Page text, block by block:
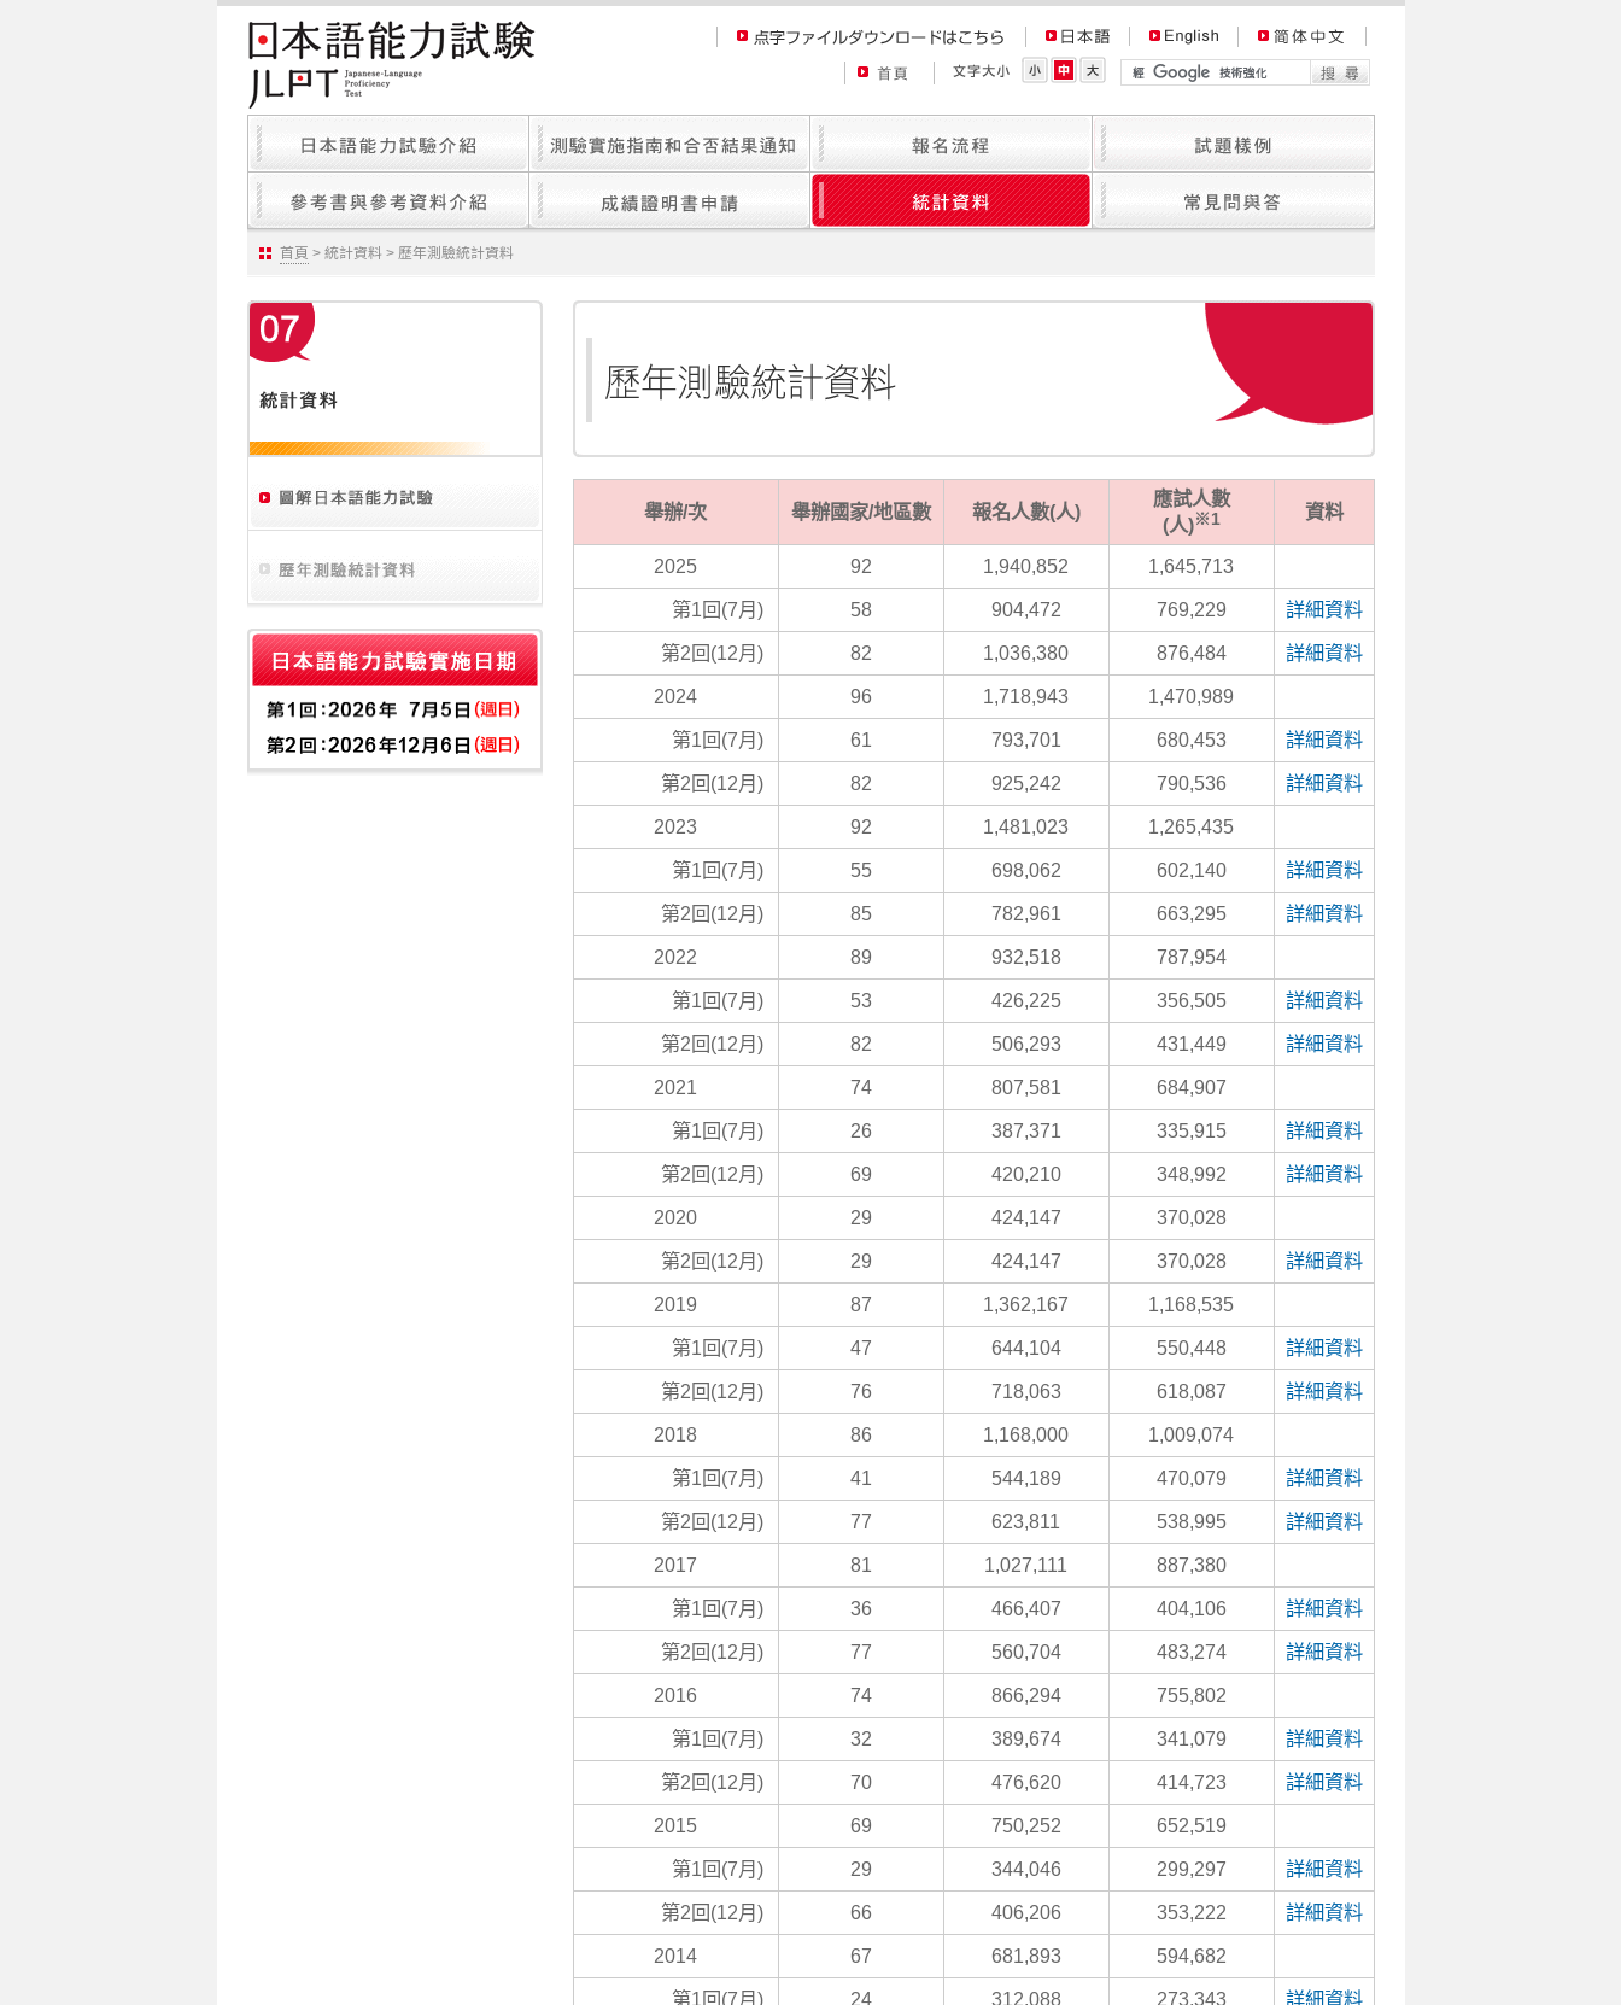
首頁 > 統計資料 > 歷年測驗統計資料
舉辦/次 舉辦國家/地區數 報名人數(人)
應試人數
(人)※1 資料
2025 92 1,940,852
1,645,713
第1回(7月)
58 904,472 769,229
詳細資料
第2回(12月)
82 1,036,380 876,484
詳細資料
2024
96 1,718,943
1,470,989
第1回(7月)
61 793,701 680,453
詳細資料
第2回(12月)
82 925,242 790,536
詳細資料
2023
92 1,481,023
1,265,435
第1回(7月)
55 698,062 602,140
詳細資料
第2回(12月)
85 782,961 663,295
詳細資料
2022
89 932,518
787,954
第1回(7月)
53 426,225 356,505
詳細資料
第2回(12月)
82 506,293 431,449
詳細資料
2021
74 807,581
684,907
第1回(7月)
26 387,371 335,915
詳細資料
第2回(12月)
69 420,210 348,992
詳細資料
2020
29 424,147
370,028
第2回(12月)
29 424,147 370,028
詳細資料
2019
87 1,362,167
1,168,535
第1回(7月)
47 644,104 550,448
詳細資料
第2回(12月)
76 718,063 618,087
詳細資料
2018
86 1,168,000
1,009,074
第1回(7月)
41 544,189 470,079
詳細資料
第2回(12月)
77 623,811 538,995
詳細資料
2017
81 1,027,111
887,380
第1回(7月)
36 466,407 404,106
詳細資料
第2回(12月)
77 560,704 483,274
詳細資料
2016
74 866,294
755,802
第1回(7月)
32 389,674 341,079
詳細資料
第2回(12月)
70 476,620 414,723
詳細資料
2015
69 750,252
652,519
第1回(7月)
29 344,046 299,297
詳細資料
第2回(12月)
66 406,206 353,222
詳細資料
2014
67 681,893
594,682
第1回(7月)
24 312,088 273,343
詳細資料